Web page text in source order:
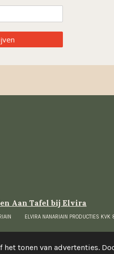
tonen van advertenties.
Aan Tafel bij Elvira
ELVIRA NANARIAIN PRODUCTIES